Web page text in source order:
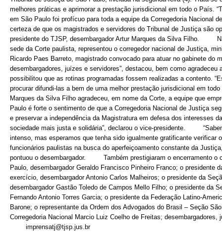
melhores práticas e aprimorar a prestação jurisdicional em todo o País.
em São Paulo foi profícuo para toda a equipe da Corregedoria Nacional
certeza de que os magistrados e servidores do Tribunal de Justiça são
presidente do TJSP, desembargador Artur Marques da Silva Filho.
sede da Corte paulista, representou o corregedor nacional de Justiça,
Ricardo Paes Barreto, magistrado convocado para atuar no gabinete do
desembargadores, juízes e servidores”, destacou, bem como agradeceu
possibilitou que as rotinas programadas fossem realizadas a contento.
procurar difundi-las a bem de uma melhor prestação jurisdicional em
Marques da Silva Filho agradeceu, em nome da Corte, a equipe que
Paulo é forte o sentimento de que a Corregedoria Nacional de Justiça
e preservar a independência da Magistratura em defesa dos interesses
sociedade mais justa e solidária”, declarou o vice-presidente.
intenso, mas esperamos que tenha sido igualmente gratificante verificar
funcionários paulistas na busca do aperfeiçoamento constante da
pontuou o desembargador. Também prestigiaram o encerramento o
Paulo, desembargador Geraldo Francisco Pinheiro Franco; o presidente
exercício, desembargador Antonio Carlos Malheiros; o presidente da
desembargador Gastão Toledo de Campos Mello Filho; o presidente da
Fernando Antonio Torres Garcia; o presidente da Federação Latino-
Barone; o representante da Ordem dos Advogados do Brasil – Seção
Corregedoria Nacional Marcio Luiz Coelho de Freitas;
imprensatj@tjsp.jus.br